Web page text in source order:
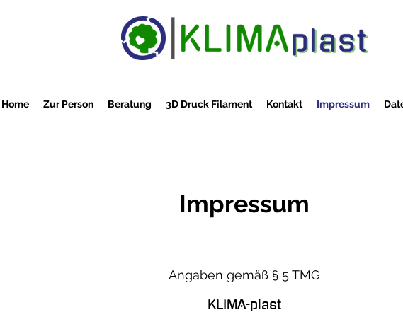
Home Zur Person Beratung 3D Druck Filament Kontakt Impressum
Impressum
Angaben gemäß § 5 TMG
KLIMA-plast